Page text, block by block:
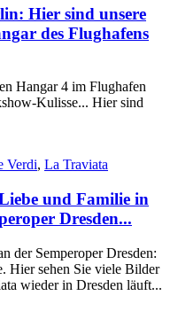
Hier sind unsere
des Flughafens
Hangar 4 im Flughafen
Kulisse... Hier sind
Verdi, La Traviata
und Familie in
Dresden...
der Semperoper Dresden:
Hier sehen Sie viele Bilder
wieder in Dresden läuft...